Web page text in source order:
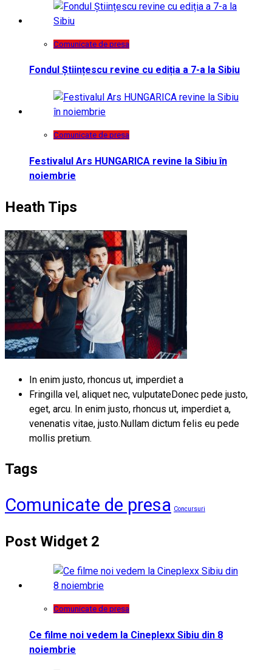
Comunicate de presa
Fondul Științescu revine cu ediția a 7-a la Sibiu
Comunicate de presa
Festivalul Ars HUNGARICA revine la Sibiu în
noiembrie
Heath Tips
In enim justo, rhoncus ut, imperdiet a
Fringilla vel, aliquet nec, vulputateDonec pede justo,
eget, arcu. In enim justo, rhoncus ut, imperdiet a,
venenatis vitae, justo.Nullam dictum felis eu pede
mollis pretium.
Tags
Comunicate de presa Concursuri
Post Widget 2
Comunicate de presa
Ce filme noi vedem la Cineplexx Sibiu din 8
noiembrie